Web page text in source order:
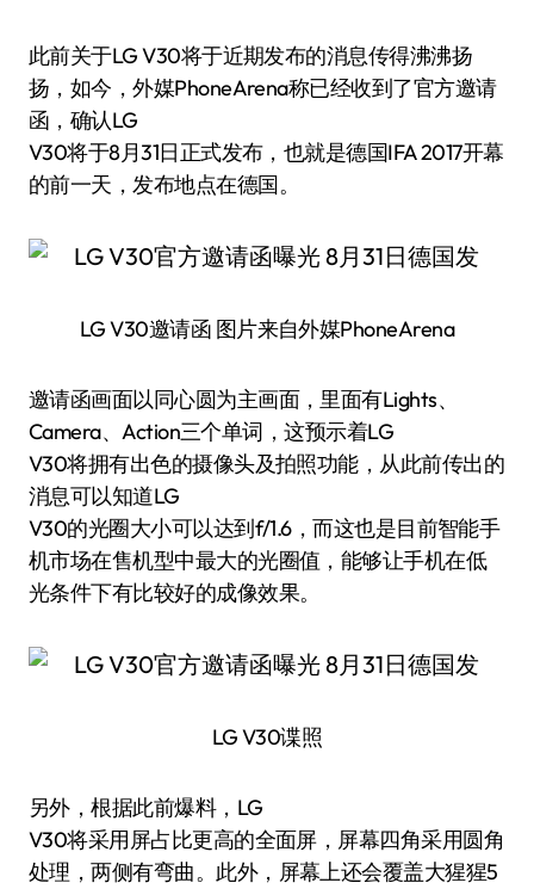
此前关于LG V30将于近期发布的消息传得沸沸扬
扬，如今，外媒PhoneArena称已经收到了官方邀请
函，确认LG
V30将于8月31日正式发布，也就是德国IFA 2017开幕
的前一天，发布地点在德国。
LG V30邀请函 图片来自外媒PhoneArena
邀请函画面以同心圆为主画面，里面有Lights、
Camera、Action三个单词，这预示着LG
V30将拥有出色的摄像头及拍照功能，从此前传出的
消息可以知道LG
V30的光圈大小可以达到f/1.6，而这也是目前智能手
机市场在售机型中最大的光圈值，能够让手机在低
光条件下有比较好的成像效果。
LG V30谍照
另外，根据此前爆料，LG
V30将采用屏占比更高的全面屏，屏幕四角采用圆角
处理，两侧有弯曲。此外，屏幕上还会覆盖大猩猩5